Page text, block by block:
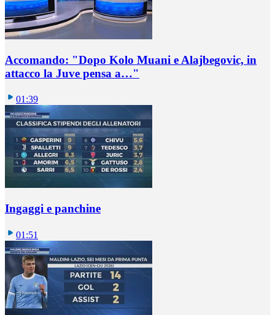
Accomando: "Dopo Kolo Muani e Alajbegovic, in
attacco la Juve pensa a…"
01:39
Ingaggi e panchine
01:51